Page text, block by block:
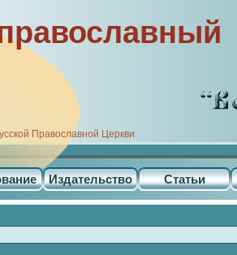
Православной Церкви
Издательство Статьи